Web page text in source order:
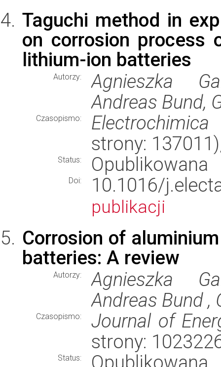
Taguchi method in
on corrosion process
lithium-ion batteries
Autorzy:
Agnieszka
Andreas Bund,
Czasopismo:
strony:
Status: Opublikowana
Doi: 10.1016/
publikacji
Corrosion of
batteries: A review
Autorzy:
Agnieszka
Andreas Bund ,
Czasopismo:
Journal of
strony:
Status: Opublikowana